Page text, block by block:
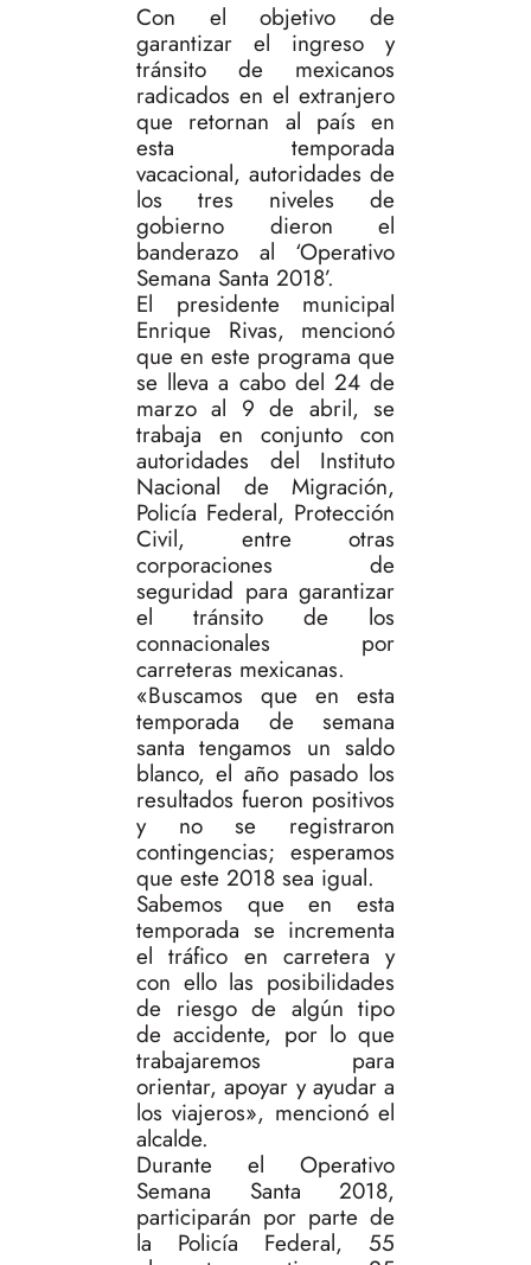
Con el objetivo de
garantizar el ingreso y
tránsito de mexicanos
radicados en el extranjero
que retornan al país en
esta temporada
vacacional, autoridades de
los tres niveles de
gobierno dieron el
banderazo al ‘Operativo
Semana Santa 2018’.
El presidente municipal
Enrique Rivas, mencionó
que en este programa que
se lleva a cabo del 24 de
marzo al 9 de abril, se
trabaja en conjunto con
autoridades del Instituto
Nacional de Migración,
Policía Federal, Protección
Civil, entre otras
corporaciones de
seguridad para garantizar
el tránsito de los
connacionales por
carreteras mexicanas.
«Buscamos que en esta
temporada de semana
santa tengamos un saldo
blanco, el año pasado los
resultados fueron positivos
y no se registraron
contingencias; esperamos
que este 2018 sea igual.
Sabemos que en esta
temporada se incrementa
el tráfico en carretera y
con ello las posibilidades
de riesgo de algún tipo
de accidente, por lo que
trabajaremos para
orientar, apoyar y ayudar a
los viajeros», mencionó el
alcalde.
Durante el Operativo
Semana Santa 2018,
participarán por parte de
la Policía Federal, 55